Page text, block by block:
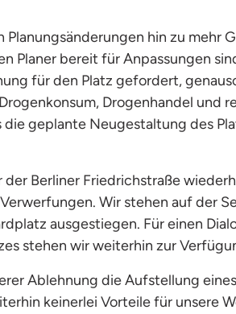
hin zu mehr
Planer bereit für Anpassungen
für den Platz gefordert,
Drogenhandel und
geplante Neugestaltung des
Berliner Friedrichstraße
Wir stehen auf der
ausgestiegen. Für einen
stehen wir weiterhin zur
Ablehnung die Aufstellung
keinerlei Vorteile für unsere